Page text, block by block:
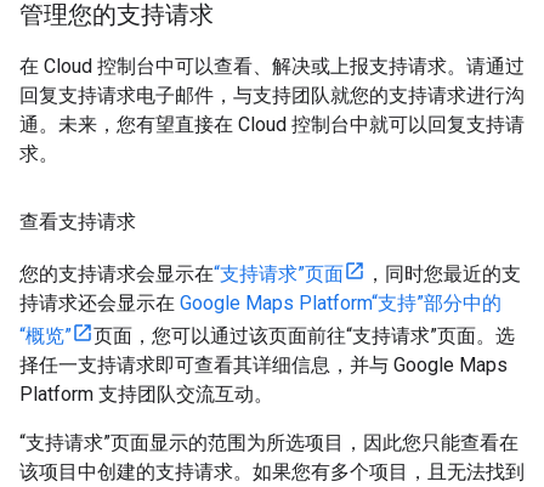
管理您的支持请求
在 Cloud 控制台中可以查看、解决或上报支持请求。请通过
回复支持请求电子邮件，与支持团队就您的支持请求进行沟
通。未来，您有望直接在 Cloud 控制台中就可以回复支持请
求。
查看支持请求
您的支持请求会显示在“支持请求”页面
，同时您最近的支
持请求还会显示在 Google Maps Platform“支持”部分中的
“概览”
页面，您可以通过该页面前往“支持请求”页面。选
择任一支持请求即可查看其详细信息，并与 Google Maps
Platform 支持团队交流互动。
“支持请求”页面显示的范围为所选项目，因此您只能查看在
该项目中创建的支持请求。如果您有多个项目，且无法找到